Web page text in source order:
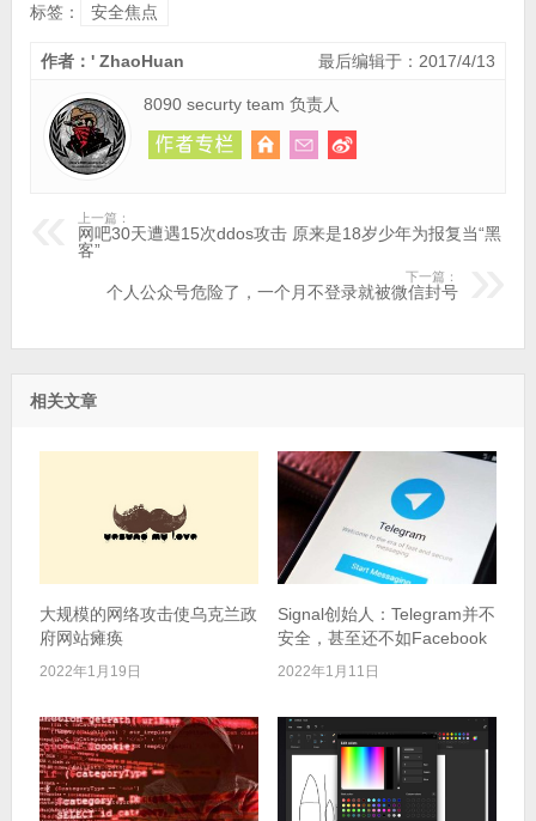
标签： 安全焦点
最后编辑于：2017/4/13
作者：' ZhaoHuan
8090 securty team 负责人
上一篇：
网吧30天遭遇15次ddos攻击 原来是18岁少年为报复当“黑
客”
下一篇：
个人公众号危险了，一个月不登录就被微信封号
相关文章
大规模的网络攻击使乌克兰政
府网站瘫痪
2022年1月19日
Signal创始人：Telegram并不
安全，甚至还不如Facebook
2022年1月11日